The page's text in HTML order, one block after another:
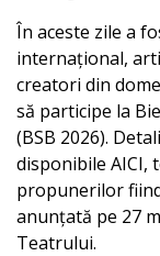
În aceste zile a
internațional,
creatori din
să participe la
(BSB 2026).
disponibile
propunerilor
anunțată pe 27
Teatrului.